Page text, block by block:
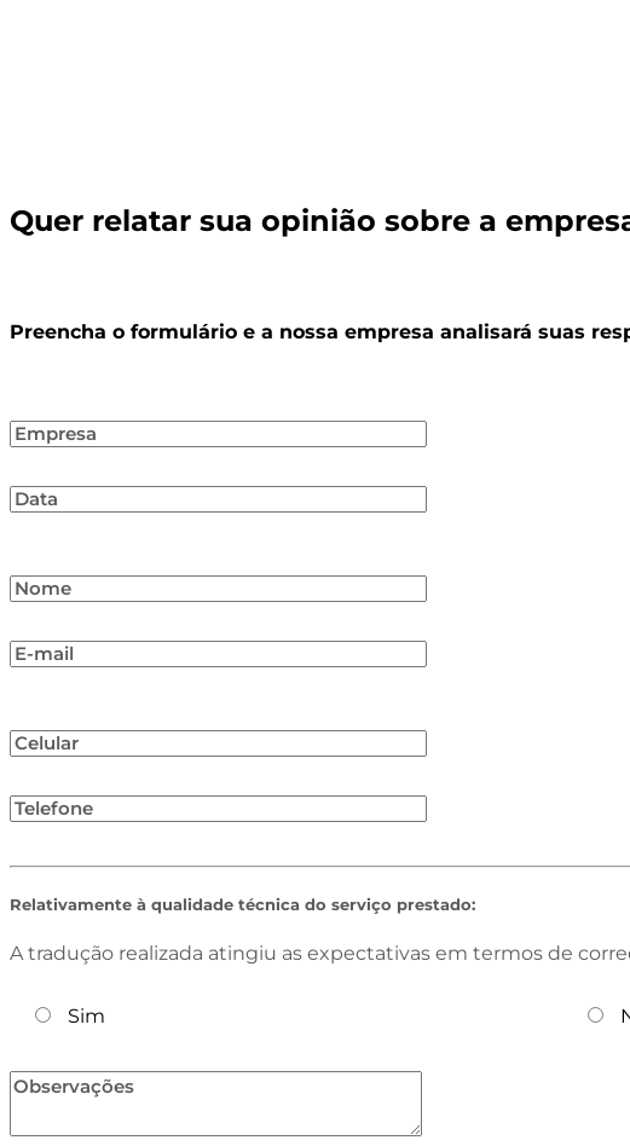
Quer relatar sua opinião sobre a
Preencha o formulário e a nossa empresa analisará suas
Relativamente à qualidade técnica do serviço prestado:
A tradução realizada atingiu as expectativas em termos de
Sim